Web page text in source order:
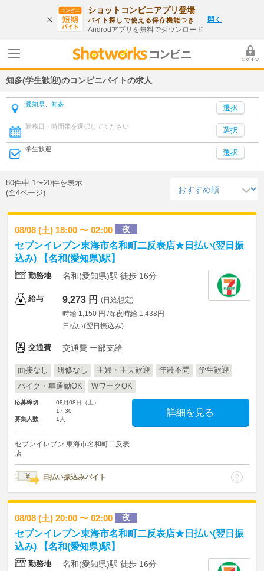
ショットコンビニアプリ登場
バイト探しで使える保存機能つき
Androdアプリを無料でダウンロード
開く
知多(学生歓迎)のコンビニバイトの求人
愛知県、知多
勤務日・時間帯を選択してください 選択
学生歓迎 選択
80件中 1〜20件を表示
(全4ページ)
08/08 (土) 18:00 〜 02:00 夜
セブンイレブン東海市名和町二反表店★日払い(翌日振
込み) 【名和(愛知県)駅】
勤務地 名和(愛知県)駅 徒歩 16分
給与 9,273 円 (日給想定)
時給 1,150 円 /深夜時給 1,438円
日払い(翌日振込み)
交通費 交通費 一部支給
面接なし 研修なし 主婦・主夫歓迎 年齢不問
学生歓迎
バイク・車通勤OK
WワークOK
応募締切
08月08日（土）
17:30
募集人数
1人
詳細を見る
セブンイレブン 東海市名和町二反表
店
日払い振込みバイト
08/08 (土) 20:00 〜 02:00 夜
セブンイレブン東海市名和町二反表店★日払い(翌日振
込み) 【名和(愛知県)駅】
勤務地 名和(愛知県)駅 徒歩 16分